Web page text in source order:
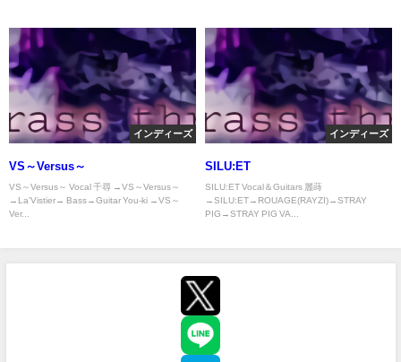
インディーズ
VS～Versus～
VS～Versus～ Vocal 千尋 →VS～Versus～
→La'Vistier→ Bass→Guitar You-ki →VS～
Ver...
インディーズ
SILU:ET
SILU:ET Vocal＆Guitars 麗蒔
→SILU:ET→ROUAGE(RAYZI)→STRAY
PIG→STRAY PIG VA...